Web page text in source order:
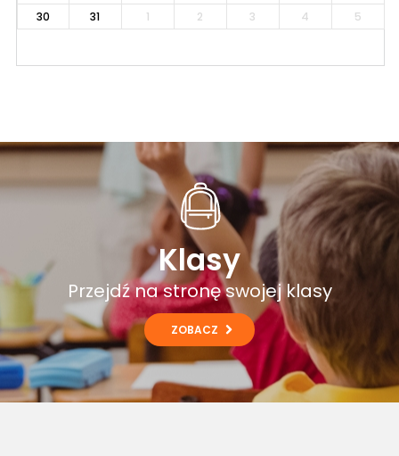
30
31 1 2 3 4 5
Klasy
Przejdź na stronę swojej klasy
ZOBACZ